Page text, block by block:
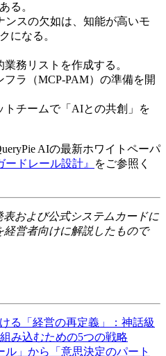
る。
ンスの欠如は、知能が高いモ
になる。
務リストを作成する。
フラ（MCP-PAM）の準備を開
トチームで「AIとの共創」を
AIの最新ホワイトペーパ
ードレール設計』
をご参照く
表および公式システムカードに
営者向けに解説したもので
る「経営の再定義」：神話級
み込むための5つの戦略
」から「意思決定のパート